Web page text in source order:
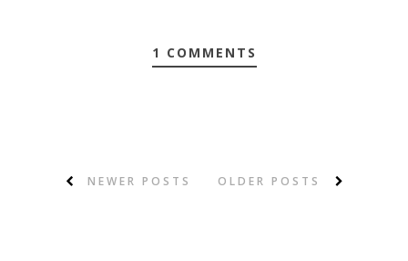
1 COMMENTS
NEWER POSTS OLDER POSTS